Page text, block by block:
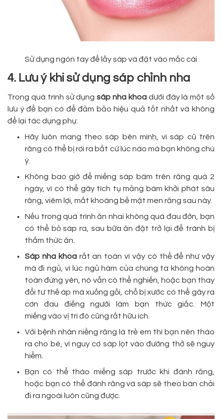
Sử dụng ngón tay để lấy sáp và đặt vào mắc cài
4. Lưu ý khi sử dụng sáp chỉnh nha
Trong quá trình sử dụngsáp nha khoadưới đây là một số
lưu ý để bạn có để đảm bảo hiệu quả tốt nhất và không
để lại tác dụng phụ:
Hãy luôn mang theo sáp bên mình, vì sáp cũ trên
răng có thể bị rơi ra bất cứ lúc nào mà bạn không chú
ý.
Không bao giờ để miếng sáp bám trên răng quá 2
ngày, vì có thể gây tích tụ mảng bám khởi phát sâu
răng, viêm lợi, mất khoáng bề mặt men răng sau này.
Nếu trong quá trình ăn nhai không quá đau đớn, bạn
có thể bỏ sáp ra, sau bữa ăn đặt trở lại để tránh bị
thấm thức ăn.
Sáp nha khoarất an toàn vì vậy có thể để như vậy
mà đi ngủ, vì lúc ngủ hàm của chúng ta không hoàn
toàn đứng yên, nó vẫn có thể nghiến, hoặc bạn thay
đổi tư thế áp má xuống gối, chỗ bị xước có thể gây ra
cơn đau điếng người làm bạn thức giấc. Một
miếng vào vị trí đó cũng rất hữu ích.
Với bệnh nhân niềng răng là trẻ em thì bạn nên tháo
ra cho bé, vì nguy cơ sáp lọt vào đường thở sẽ nguy
hiểm.
Bạn có thể tháo miếng sáp trước khi đánh răng,
hoặc bạn có thể đánh răng và sáp sẽ theo bàn chải
đi ra ngoài luôn cũng được.